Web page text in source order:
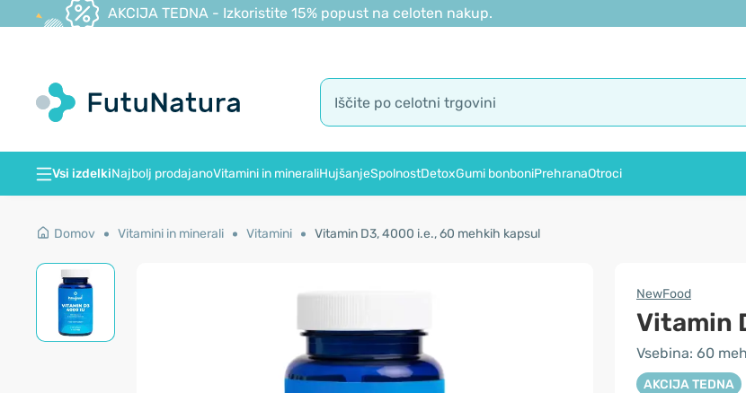
AKCIJA TEDNA - Izkoristite 15% popust na celoten nakup.
Vsi izdelkiNajbolj prodajanoVitamini in mineraliHujšanjeSpolnostDetoxGumi bonboniPrehranaOtroci
Domov Vitamini in minerali Vitamini Vitamin D3, 4000 i.e., 60 mehkih kapsul
NewFood
Vitamin
Vsebina: 60
AKCIJA TEDNA